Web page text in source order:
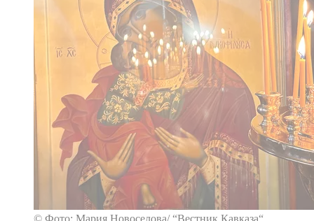
© Фото: Мария Новоселова/ “Вестник Кавказа“